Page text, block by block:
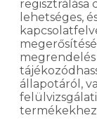
regisztrálása
lehetséges,
állapotáról,